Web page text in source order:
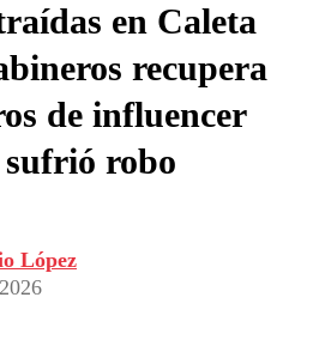
TV
en Caleta
recupera
de influencer
sufrió robo
López